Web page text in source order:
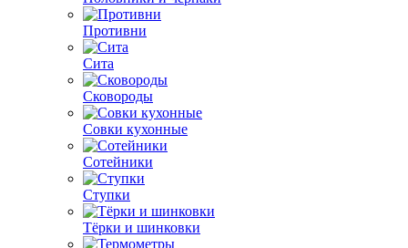
Противни
Сита
Сковороды
Совки кухонные
Сотейники
Ступки
Тёрки и шинковки